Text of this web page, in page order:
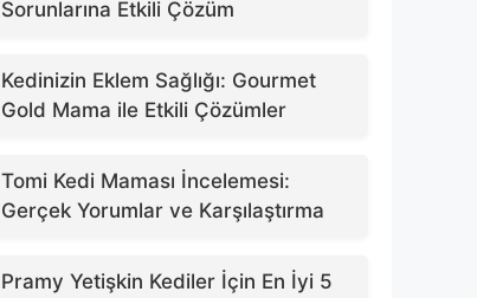
Sorunlarına Etkili Çözüm
Kedinizin Eklem Sağlığı: Gourmet
Gold Mama ile Etkili Çözümler
Tomi Kedi Maması İncelemesi:
Gerçek Yorumlar ve Karşılaştırma
Pramy Yetişkin Kediler İçin En İyi 5